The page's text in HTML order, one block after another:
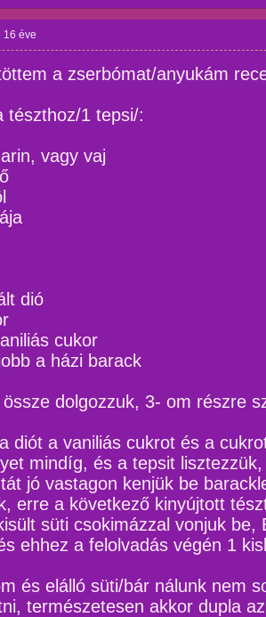
16 éve
a zserbómat/anyukám
tészthoz/1 tepsi/:
vagy vaj
dió
cukor
a házi barack
dolgozzuk, 3- om részre
diót a vaniliás cukrot és a
mindíg, és a tepsit
jó vastagon kenjük be
erre a következő kinyújtott
süti csokimázzal vonjuk
ehhez a felolvadás végén 1
és elálló süti/bár nálunk nem
természetesen akkor dupla